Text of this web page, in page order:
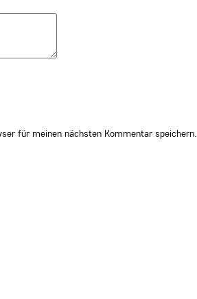
für meinen nächsten Kommentar speichern.